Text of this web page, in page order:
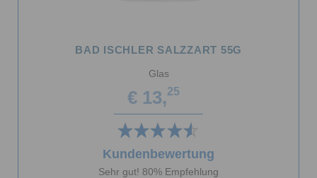
BAD ISCHLER SALZZART 55G
Glas
€ 13,25
Kundenbewertung
Sehr gut! 80% Empfehlung